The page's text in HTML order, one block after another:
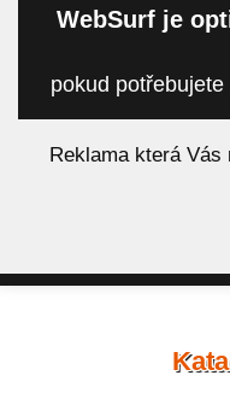
WebSurf je
pokud
Reklama která